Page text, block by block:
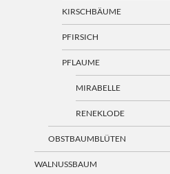
KIRSCHBÄUME
PFIRSICH
PFLAUME
MIRABELLE
RENEKLODE
OBSTBAUMBLÜTEN
WALNUSSBAUM